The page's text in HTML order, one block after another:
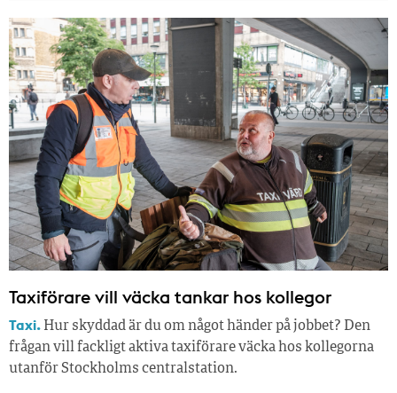
Taxiförare vill väcka tankar hos kollegor
Taxi. Hur skyddad är du om något händer på jobbet? Den
frågan vill fackligt aktiva taxiförare väcka hos kollegorna
utanför Stockholms centralstation.